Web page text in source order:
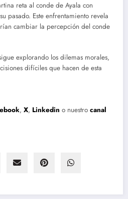
reta al conde de Ayala con
pasado. Este enfrentamiento revela
cambiar la percepción del conde
explorando los dilemas morales,
difíciles que hacen de esta
, X, Linkedin o nuestro canal